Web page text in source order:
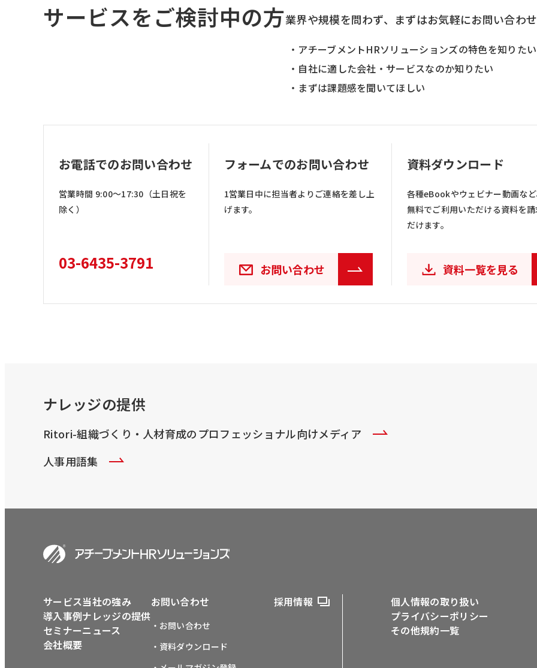
サービスをご検討中の方業界や規模を問わず、まずはお気軽にお問い合わせ
・アチーブメントHRソリューションズの特色を知りたい
・自社に適した会社・サービスなのか知りたい
・まずは課題感を聞いてほしい
お電話でのお問い合わせ
営業時間 9:00〜17:30（土日祝を
除く）
03-6435-3791
フォームでのお問い合わせ
1営業日中に担当者よりご連絡を差し上
げます。
お問い合わせ
資料ダウンロード
各種eBookやウェビナー動画など
無料でご利用いただける資料を
だけます。
資料一覧を見る
ナレッジの提供
Ritori-組織づくり・人材育成のプロフェッショナル向けメディア
人事用語集
サービス
導入事例
セミナー
会社概要
当社の強み
ナレッジの提供
ニュース
お問い合わせ
・お問い合わせ
・資料ダウンロード
採用情報
個人情報の取り扱い
プライバシーポリシー
その他規約一覧